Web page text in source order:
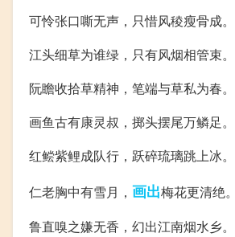
可怜张口嘶无声，只惜风稜瘦骨成。
江头细草为谁绿，只有风烟相管束。
阮瞻收拾草精神，笔端与草私为春。
画鱼古有康灵叔，掷头摆尾万鳞足。
红鲿紫鲤成队行，跃碎琉璃跳上冰。
仁老胸中有雪月， 画出梅花更清绝。
鲁直嗅之嫌无香，幻出江南烟水乡。